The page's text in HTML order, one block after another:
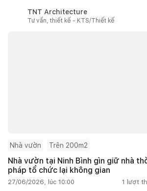
TNT Architecture
Tư vấn, thiết kế - KTS/Thiết kế
Nhà vườn Trên 200m2
Nhà vườn tại Ninh Bình gìn giữ nhà
pháp tổ chức lại không gian
27/06/2026, lúc 10:00 1 lượt